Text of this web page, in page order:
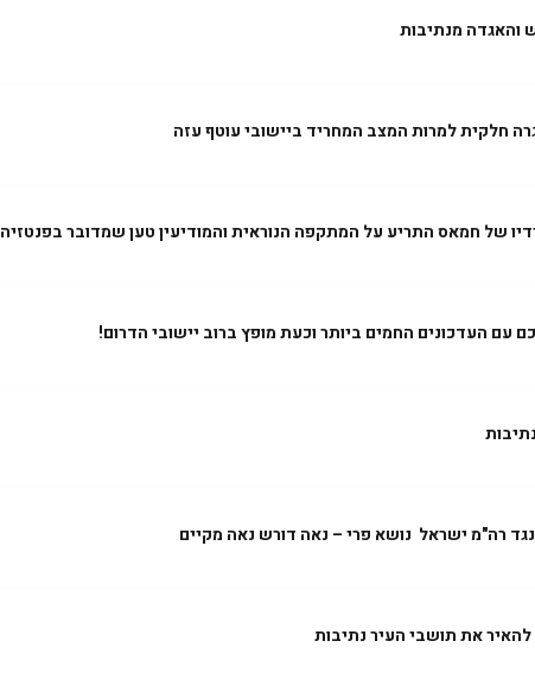
והאגדה מנתיבות
חלקית למרות המצב המחריד ביישובי עוטף עזה
של חמאס התריע על המתקפה הנוראית והמודיעין טען שמדובר בפנטזיה
העדכונים החמים ביותר וכעת מופץ ברוב יישובי הדרום!
רה"מ ישראל נושא פרי – נאה דורש נאה מקיים
את תושבי העיר נתיבות